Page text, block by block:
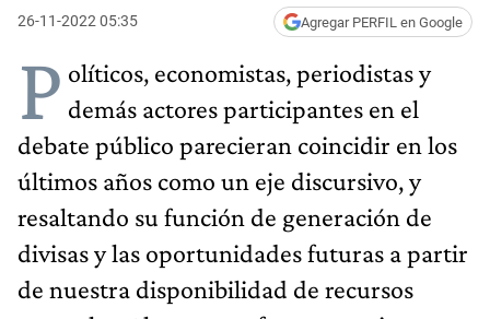
26-11-2022 05:35 Agregar PERFIL en Google
P olíticos, economistas, periodistas y
demás actores participantes en el
debate público parecieran coincidir en los
últimos años como un eje discursivo, y
resaltando su función de generación de
divisas y las oportunidades futuras a partir
de nuestra disponibilidad de recursos